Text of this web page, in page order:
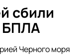
сбили
БПЛА
Черного моря